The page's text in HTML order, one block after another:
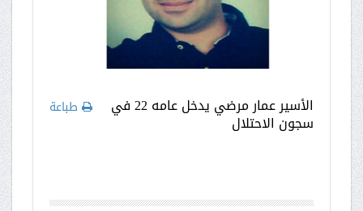
طباعة الأسير عمار مرضي يدخل عامه 22 في
سجون الاحتلال